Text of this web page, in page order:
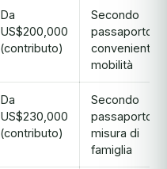
Da
US$200,000
(contributo)
Secondo
passaporto
conveniente,
mobilità
Da
US$230,000
(contributo)
Secondo
passaporto a
misura di
famiglia